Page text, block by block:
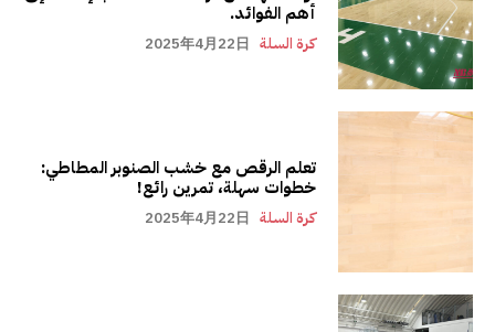
أهم الفوائد.
كرة السلة 2025年4月22日
تعلم الرقص مع خشب الصنوبر المطاطي:
خطوات سهلة، تمرين رائع!
كرة السلة 2025年4月22日